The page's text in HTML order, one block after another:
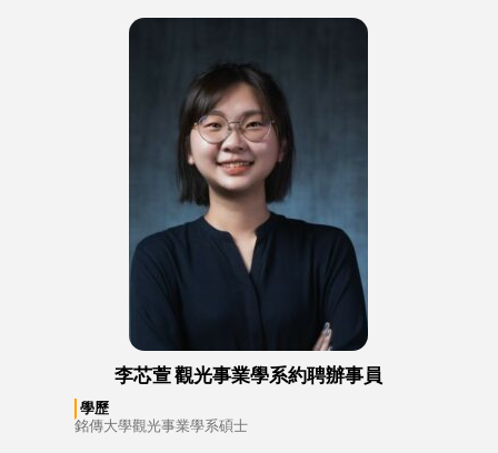
李芯萱 觀光事業學系約聘辦事員
學歷
銘傳大學觀光事業學系碩士